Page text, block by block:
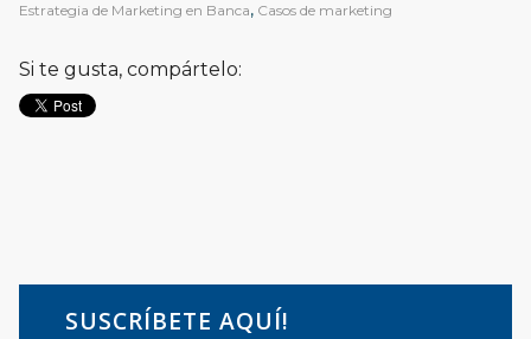
Estrategia de Marketing en Banca, Casos de marketing
Si te gusta, compártelo:
SUSCRÍBETE AQUÍ!